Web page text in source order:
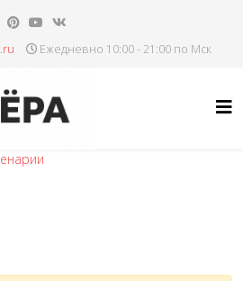
Ежедневно 10:00 - 21:00 по Мск